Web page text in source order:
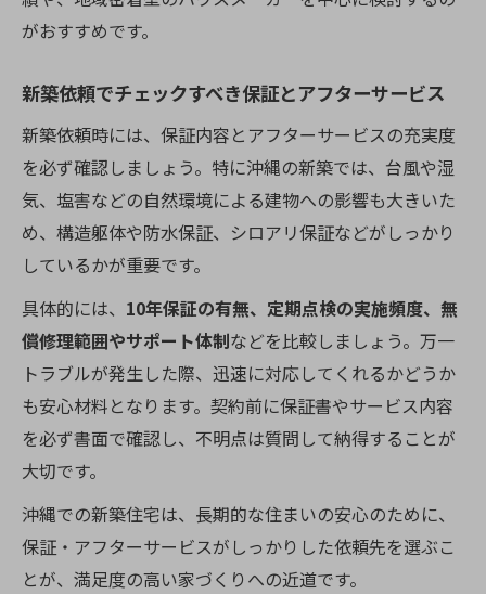
がおすすめです。
新築依頼でチェックすべき保証とアフターサービス
新築依頼時には、保証内容とアフターサービスの充実度
を必ず確認しましょう。特に沖縄の新築では、台風や湿
気、塩害などの自然環境による建物への影響も大きいた
め、構造躯体や防水保証、シロアリ保証などがしっかり
しているかが重要です。
具体的には、 10年保証の有無、定期点検の実施頻度、無
償修理範囲やサポート体制などを比較しましょう。万一
トラブルが発生した際、迅速に対応してくれるかどうか
も安心材料となります。契約前に保証書やサービス内容
を必ず書面で確認し、不明点は質問して納得することが
大切です。
沖縄での新築住宅は、長期的な住まいの安心のために、
保証・アフターサービスがしっかりした依頼先を選ぶこ
とが、満足度の高い家づくりへの近道です。